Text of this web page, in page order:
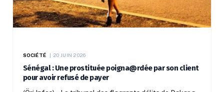
SOCIÉTÉ 20 JUIN 2026
Sénégal : Une prostituée poigna@rdée par son client
pour avoir refusé de payer